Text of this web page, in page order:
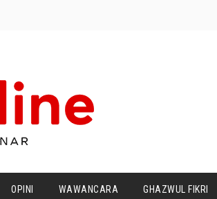
OPINI WAWANCARA GHAZWUL FIKRI